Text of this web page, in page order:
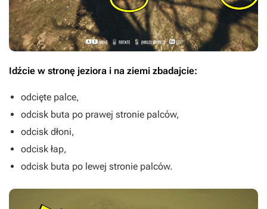
Idźcie w stronę jeziora i na ziemi zbadajcie:
odcięte palce,
odcisk buta po prawej stronie palców,
odcisk dłoni,
odcisk łap,
odcisk buta po lewej stronie palców.